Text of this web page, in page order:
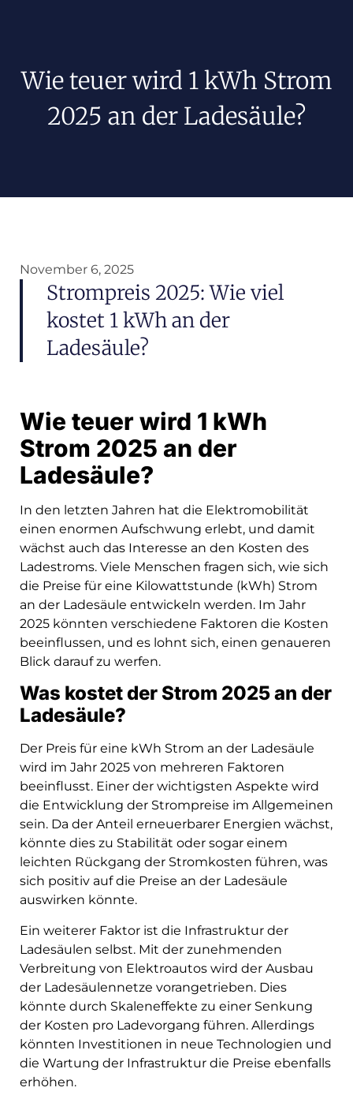
Wie teuer wird 1 kWh Strom
2025 an der Ladesäule?
November 6, 2025
Strompreis 2025: Wie viel
kostet 1 kWh an der
Ladesäule?
Wie teuer wird 1 kWh
Strom 2025 an der
Ladesäule?
In den letzten Jahren hat die Elektromobilität
einen enormen Aufschwung erlebt, und damit
wächst auch das Interesse an den Kosten des
Ladestroms. Viele Menschen fragen sich, wie sich
die Preise für eine Kilowattstunde (kWh) Strom
an der Ladesäule entwickeln werden. Im Jahr
2025 könnten verschiedene Faktoren die Kosten
beeinflussen, und es lohnt sich, einen genaueren
Blick darauf zu werfen.
Was kostet der Strom 2025 an der
Ladesäule?
Der Preis für eine kWh Strom an der Ladesäule
wird im Jahr 2025 von mehreren Faktoren
beeinflusst. Einer der wichtigsten Aspekte wird
die Entwicklung der Strompreise im Allgemeinen
sein. Da der Anteil erneuerbarer Energien wächst,
könnte dies zu Stabilität oder sogar einem
leichten Rückgang der Stromkosten führen, was
sich positiv auf die Preise an der Ladesäule
auswirken könnte.
Ein weiterer Faktor ist die Infrastruktur der
Ladesäulen selbst. Mit der zunehmenden
Verbreitung von Elektroautos wird der Ausbau
der Ladesäulennetze vorangetrieben. Dies
könnte durch Skaleneffekte zu einer Senkung
der Kosten pro Ladevorgang führen. Allerdings
könnten Investitionen in neue Technologien und
die Wartung der Infrastruktur die Preise ebenfalls
erhöhen.